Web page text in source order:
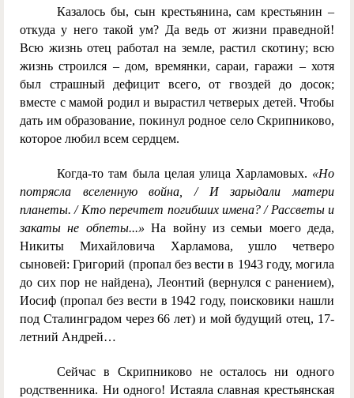
Казалось бы, сын крестьянина, сам крестьянин –
откуда у него такой ум? Да ведь от жизни праведной!
Всю жизнь отец работал на земле, растил скотину; всю
жизнь строился – дом, времянки, сараи, гаражи – хотя
был страшный дефицит всего, от гвоздей до досок;
вместе с мамой родил и вырастил четверых детей. Чтобы
дать им образование, покинул родное село Скрипниково,
которое любил всем сердцем.
Когда-то там была целая улица Харламовых. «Но
потрясла вселенную война, / И зарыдали матери
планеты. / Кто перечтет погибших имена? / Рассветы и
закаты не обпеты...»На войну из семьи моего деда,
Никиты Михайловича Харламова, ушло четверо
сыновей: Григорий (пропал без вести в 1943 году, могила
до сих пор не найдена), Леонтий (вернулся с ранением),
Иосиф (пропал без вести в 1942 году, поисковики нашли
под Сталинградом через 66 лет) и мой будущий отец, 17-
летний Андрей…
Сейчас в Скрипниково не осталось ни одного
родственника. Ни одного! Истаяла славная крестьянская